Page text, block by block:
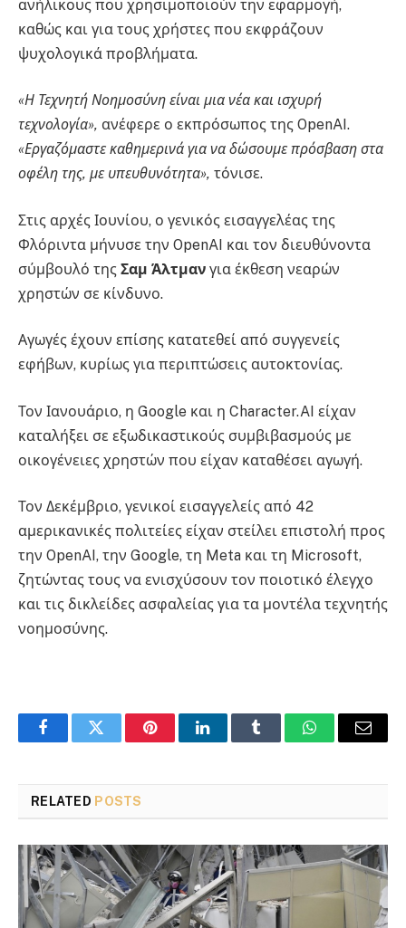
ανήλικους που χρησιμοποιούν την εφαρμογή,
καθώς και για τους χρήστες που εκφράζουν
ψυχολογικά προβλήματα.
«Η Τεχνητή Νοημοσύνη είναι μια νέα και ισχυρή
τεχνολογία», ανέφερε ο εκπρόσωπος της OpenAI.
«Εργαζόμαστε καθημερινά για να δώσουμε πρόσβαση στα
οφέλη της, με υπευθυνότητα», τόνισε.
Στις αρχές Ιουνίου, ο γενικός εισαγγελέας της
Φλόριντα μήνυσε την OpenAI και τον διευθύνοντα
σύμβουλό της Σαμ Άλτμαν για έκθεση νεαρών
χρηστών σε κίνδυνο.
Αγωγές έχουν επίσης κατατεθεί από συγγενείς
εφήβων, κυρίως για περιπτώσεις αυτοκτονίας.
Τον Ιανουάριο, η Google και η Character.AI είχαν
καταλήξει σε εξωδικαστικούς συμβιβασμούς με
οικογένειες χρηστών που είχαν καταθέσει αγωγή.
Τον Δεκέμβριο, γενικοί εισαγγελείς από 42
αμερικανικές πολιτείες είχαν στείλει επιστολή προς
την OpenAI, την Google, τη Meta και τη Microsoft,
ζητώντας τους να ενισχύσουν τον ποιοτικό έλεγχο
και τις δικλείδες ασφαλείας για τα μοντέλα τεχνητής
νοημοσύνης.
FacebookTwitter PinterestLinkedInTumblr WhatsAppEmail
RELATED POSTS